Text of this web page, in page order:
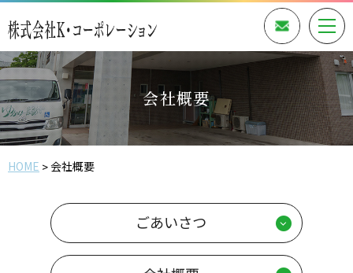
会社概要
HOME 会社概要
ごあいさつ